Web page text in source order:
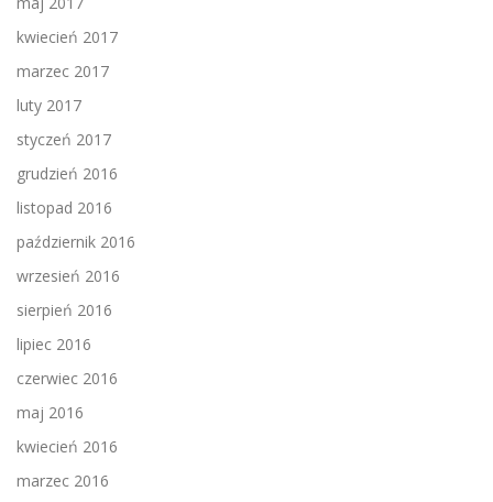
kwiecień 2017
marzec 2017
luty 2017
styczeń 2017
grudzień 2016
listopad 2016
październik 2016
wrzesień 2016
sierpień 2016
lipiec 2016
czerwiec 2016
maj 2016
kwiecień 2016
marzec 2016